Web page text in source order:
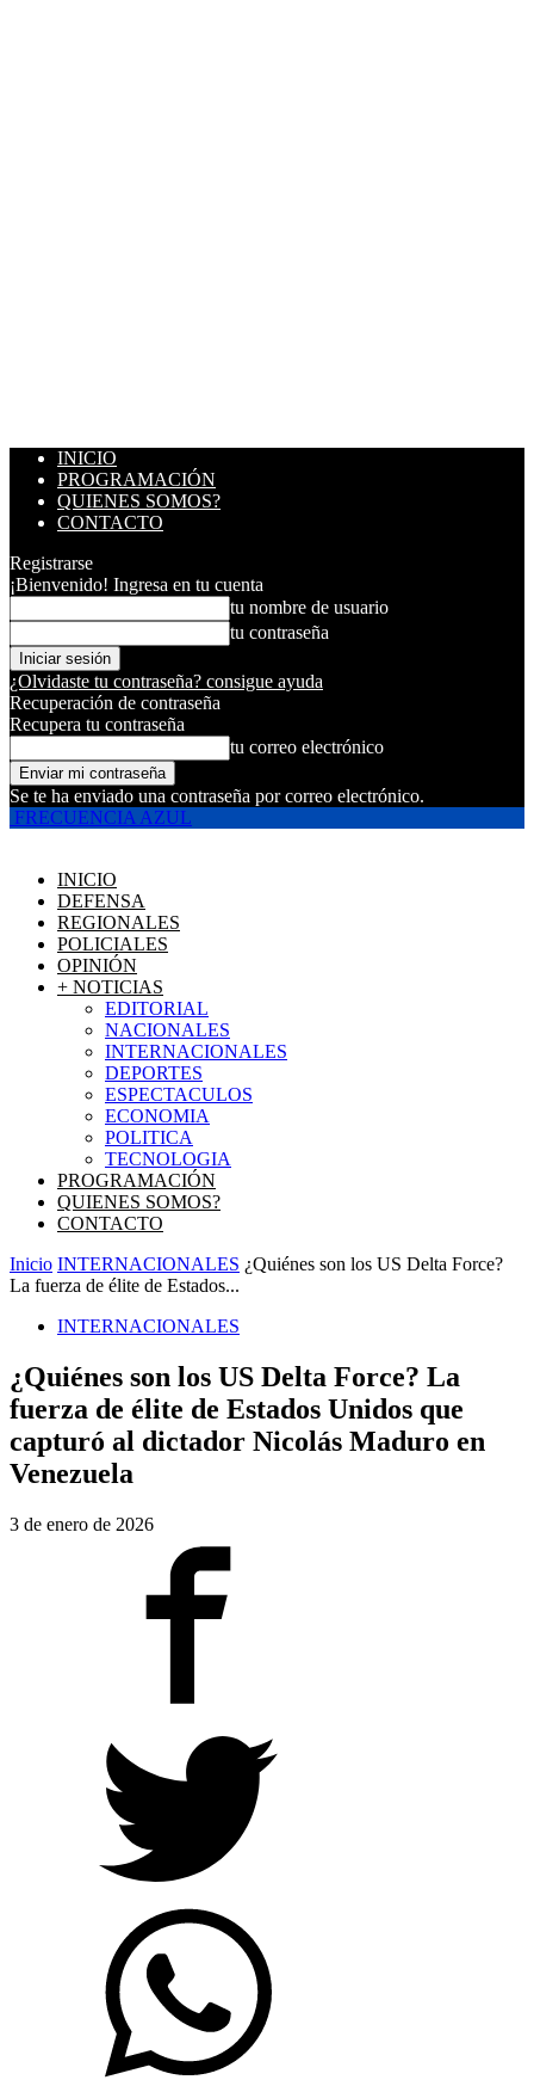
INICIO
PROGRAMACIÓN
QUIENES SOMOS?
CONTACTO
Registrarse
¡Bienvenido! Ingresa en tu cuenta
tu nombre de usuario
tu contraseña
¿Olvidaste tu contraseña? consigue ayuda
Recuperación de contraseña
Recupera tu contraseña
tu correo electrónico
Se te ha enviado una contraseña por correo electrónico.
FRECUENCIA AZUL
INICIO
DEFENSA
REGIONALES
POLICIALES
OPINIÓN
+ NOTICIAS
EDITORIAL
NACIONALES
INTERNACIONALES
DEPORTES
ESPECTACULOS
ECONOMIA
POLITICA
TECNOLOGIA
PROGRAMACIÓN
QUIENES SOMOS?
CONTACTO
Inicio INTERNACIONALES ¿Quiénes son los US Delta Force?
La fuerza de élite de Estados...
INTERNACIONALES
¿Quiénes son los US Delta Force? La
fuerza de élite de Estados Unidos que
capturó al dictador Nicolás Maduro en
Venezuela
3 de enero de 2026